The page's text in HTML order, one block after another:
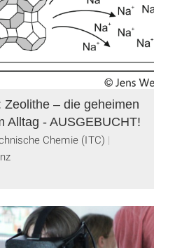
Zeolithe – die geheimen
Alltag - AUSGEBUCHT!
Chemie (ITC)